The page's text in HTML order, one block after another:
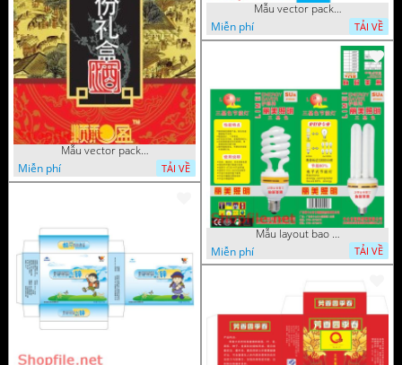
Mẫu vector package sách cổ xưa
Miễn phí
TẢI VỀ
Mẫu vector package bóng
Miễn phí
TẢI VỀ
Mẫu layout bao bì bóng điện
Miễn phí
TẢI VỀ